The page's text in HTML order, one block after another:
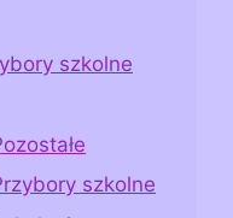
szkolne
szkolne